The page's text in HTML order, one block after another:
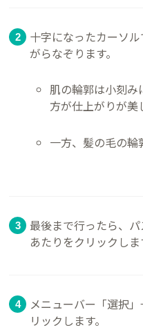
十字になったカーソ
がらなぞります。
肌の輪郭は小刻
方が仕上がりが美
一方、髪の毛の輪
最後まで行ったら、
あたりをクリックしま
メニューバー「選択
リックします。